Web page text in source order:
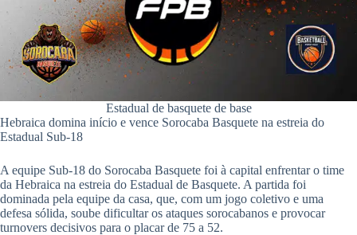
Estadual de basquete de base
Hebraica domina início e vence Sorocaba Basquete na estreia do
Estadual Sub-18
A equipe Sub-18 do Sorocaba Basquete foi à capital enfrentar o time
da Hebraica na estreia do Estadual de Basquete. A partida foi
dominada pela equipe da casa, que, com um jogo coletivo e uma
defesa sólida, soube dificultar os ataques sorocabanos e provocar
turnovers decisivos para o placar de 75 a 52.